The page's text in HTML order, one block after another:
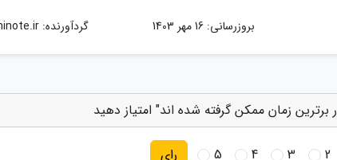
بروزرسانی: 16 مهر 1403 گردآورنده:
زمان ممکن گرفته شده اند" امتیاز دهید
2
3
4
5 رای